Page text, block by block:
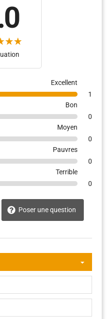
Excellent
1
Bon
0
Moyen
0
Pauvres
0
Terrible
0
Poser une question